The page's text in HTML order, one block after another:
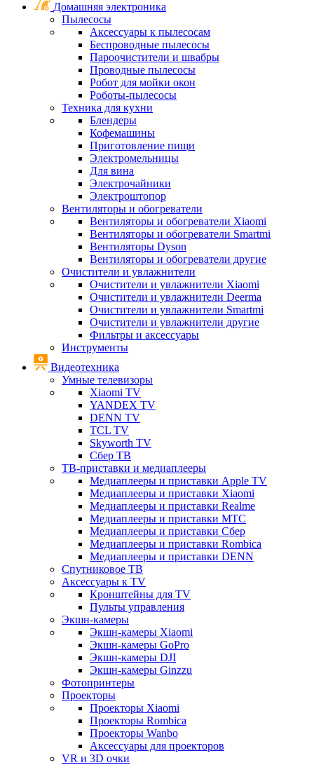
Домашняя электроника
Пылесосы
Аксессуары к пылесосам
Беспроводные пылесосы
Пароочистители и швабры
Проводные пылесосы
Робот для мойки окон
Роботы-пылесосы
Техника для кухни
Блендеры
Кофемашины
Приготовление пищи
Электромельницы
Для вина
Электрочайники
Электроштопор
Вентиляторы и обогреватели
Вентиляторы и обогреватели Xiaomi
Вентиляторы и обогреватели Smartmi
Вентиляторы Dyson
Вентиляторы и обогреватели другие
Очистители и увлажнители
Очистители и увлажнители Xiaomi
Очистители и увлажнители Deerma
Очистители и увлажнители Smartmi
Очистители и увлажнители другие
Фильтры и аксессуары
Инструменты
Видеотехника
Умные телевизоры
Xiaomi TV
YANDEX TV
DENN TV
TCL TV
Skyworth TV
Сбер ТВ
ТВ-приставки и медиаплееры
Медиаплееры и приставки Apple TV
Медиаплееры и приставки Xiaomi
Медиаплееры и приставки Realme
Медиаплееры и приставки МТС
Медиаплееры и приставки Сбер
Медиаплееры и приставки Rombica
Медиаплееры и приставки DENN
Спутниковое ТВ
Аксессуары к TV
Кронштейны для TV
Пульты управления
Экшн-камеры
Экшн-камеры Xiaomi
Экшн-камеры GoPro
Экшн-камеры DJI
Экшн-камеры Ginzzu
Фотопринтеры
Проекторы
Проекторы Xiaomi
Проекторы Rombica
Проекторы Wanbo
Аксессуары для проекторов
VR и 3D очки